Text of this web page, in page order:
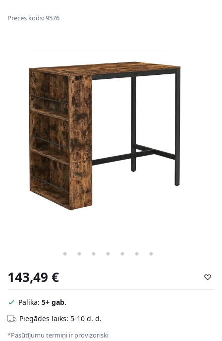
Preces kods:9576
143,49 €
Palika: 5+ gab.
Piegādes laiks: 5-10 d. d.
*Pasūtījumu termiņi ir provizoriski